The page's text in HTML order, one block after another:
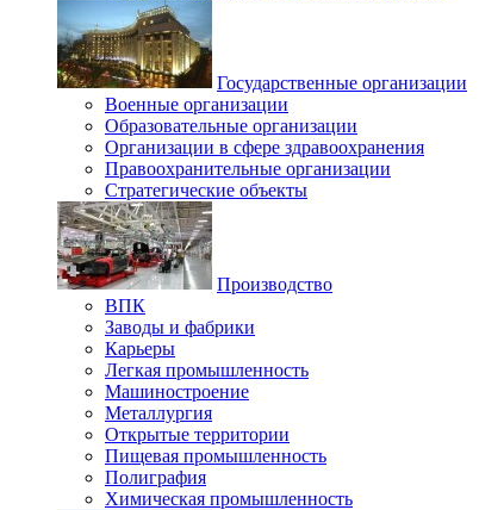
Государственные организации
Военные организации
Образовательные организации
Организации в сфере здравоохранения
Правоохранительные организации
Стратегические объекты
Производство
ВПК
Заводы и фабрики
Карьеры
Легкая промышленность
Машиностроение
Металлургия
Открытые территории
Пищевая промышленность
Полиграфия
Химическая промышленность